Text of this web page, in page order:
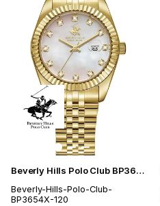
Beverly Hills Polo Club BP3654X.120 Kadın Kol Saati
Beverly-Hills-Polo-Club-
BP3654X-120